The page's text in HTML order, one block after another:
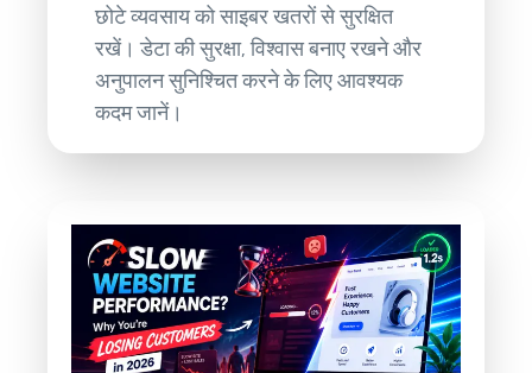
छोटे व्यवसाय को साइबर खतरों से सुरक्षित
रखें। डेटा की सुरक्षा, विश्वास बनाए रखने और
अनुपालन सुनिश्चित करने के लिए आवश्यक
कदम जानें।